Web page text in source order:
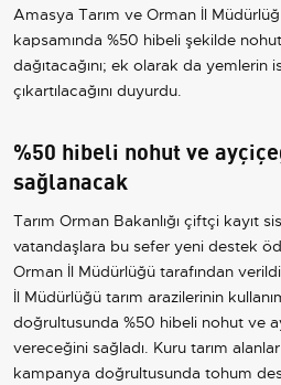
Amasya Tarım ve Orman İl
kapsamında %50 hibeli şekilde
dağıtacağını; ek olarak da yemlerin
çıkartılacağını duyurdu.
%50 hibeli nohut ve
sağlanacak
Tarım Orman Bakanlığı çiftçi kayıt
vatandaşlara bu sefer yeni destek
Orman İl Müdürlüğü tarafından
İl Müdürlüğü tarım arazilerinin
doğrultusunda %50 hibeli nohut ve
vereceğini sağladı. Kuru tarım
kampanya doğrultusunda tohum